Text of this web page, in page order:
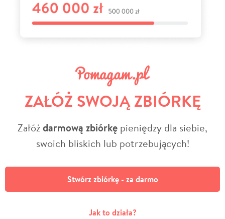
ZAŁÓŻ SWOJĄ ZBIÓRKĘ
Załóżdarmową zbiórkę pieniędzy dla siebie,
swoich bliskich lub potrzebujących!
Stwórz zbiórkę - za darmo
Jak to działa?